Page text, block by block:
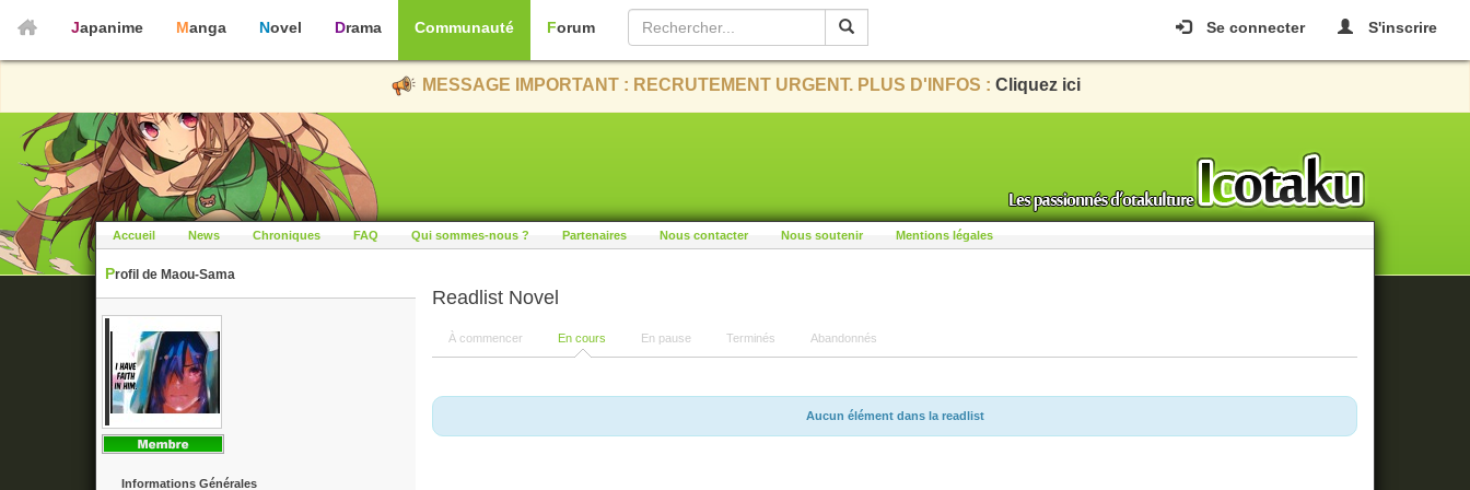
Se connecter S'inscrire
Japanime Manga Novel Drama Communauté Forum
MESSAGE IMPORTANT : RECRUTEMENT URGENT. PLUS D'INFOS : Cliquez ici
Accueil News Chroniques FAQ Qui sommes-nous ? Partenaires Nous contacter Nous soutenir Mentions légales
Profil de Maou-Sama
Informations Générales
Readlist Novel
À commencer En cours En pause Terminés Abandonnés
Aucun élément dans la readlist